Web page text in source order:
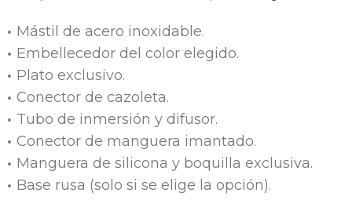
Mástil de acero inoxidable.
Embellecedor del color elegido.
Plato exclusivo.
Conector de cazoleta.
Tubo de inmersión y difusor.
Conector de manguera imantado.
Manguera de silicona y boquilla exclusiva.
Base rusa (solo si se elige la opción).